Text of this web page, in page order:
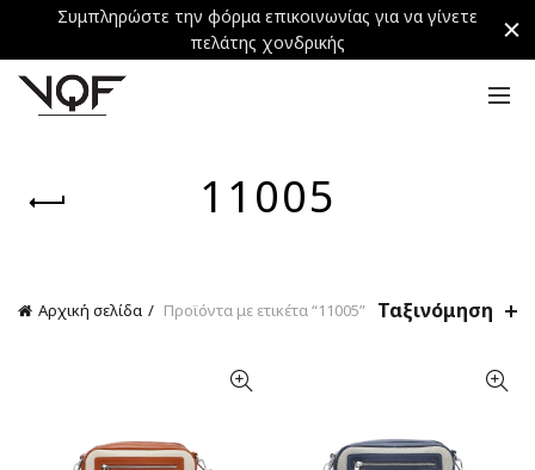
11005
Αρχική σελίδα Προϊόντα με ετικέτα “11005” Ταξινόμηση
Συμπληρώστε την φόρμα επικοινωνίας για να γίνετε
πελάτης χονδρικής